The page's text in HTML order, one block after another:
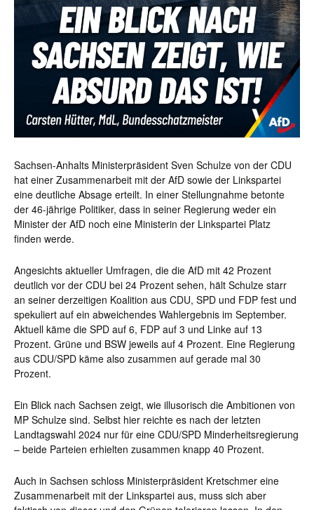
Sachsen-Anhalts Ministerpräsident Sven Schulze von der CDU
hat einer Zusammenarbeit mit der AfD sowie der Linkspartei
eine deutliche Absage erteilt. In einer Stellungnahme betonte
der 46-jährige Politiker, dass in seiner Regierung weder ein
Minister der AfD noch eine Ministerin der Linkspartei Platz
finden werde.
Angesichts aktueller Umfragen, die die AfD mit 42 Prozent
deutlich vor der CDU bei 24 Prozent sehen, hält Schulze starr
an seiner derzeitigen Koalition aus CDU, SPD und FDP fest und
spekuliert auf ein abweichendes Wahlergebnis im September.
Aktuell käme die SPD auf 6, FDP auf 3 und Linke auf 13
Prozent. Grüne und BSW jeweils auf 4 Prozent. Eine Regierung
aus CDU/SPD käme also zusammen auf gerade mal 30
Prozent.
Ein Blick nach Sachsen zeigt, wie illusorisch die Ambitionen von
MP Schulze sind. Selbst hier reichte es nach der letzten
Landtagswahl 2024 nur für eine CDU/SPD Minderheitsregierung
– beide Parteien erhielten zusammen knapp 40 Prozent.
Auch in Sachsen schloss Ministerpräsident Kretschmer eine
Zusammenarbeit mit der Linkspartei aus, muss sich aber